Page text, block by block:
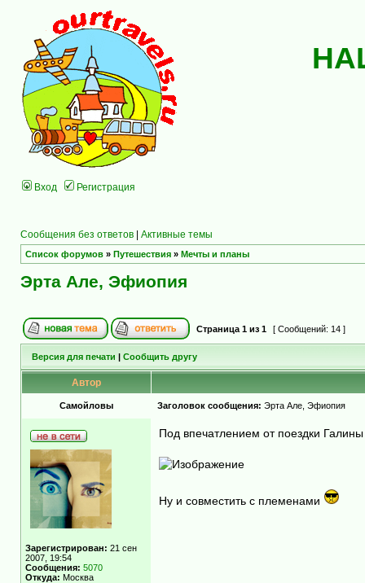
Вход Регистрация
Сообщения без ответов | Активные темы
Список форумов » Путешествия » Мечты и планы
Эрта Але, Эфиопия
Страница 1 из 1 [ Сообщений: 14 ]
Версия для печати | Сообщить другу
Автор
Самойловы Заголовок сообщения: Эрта Але, Эфиопия
Зарегистрирован: 21 сен
2007, 19:54
Сообщения: 5070
Откуда: Москва
Под впечатлением от поездки
Ну и совместить с племенами